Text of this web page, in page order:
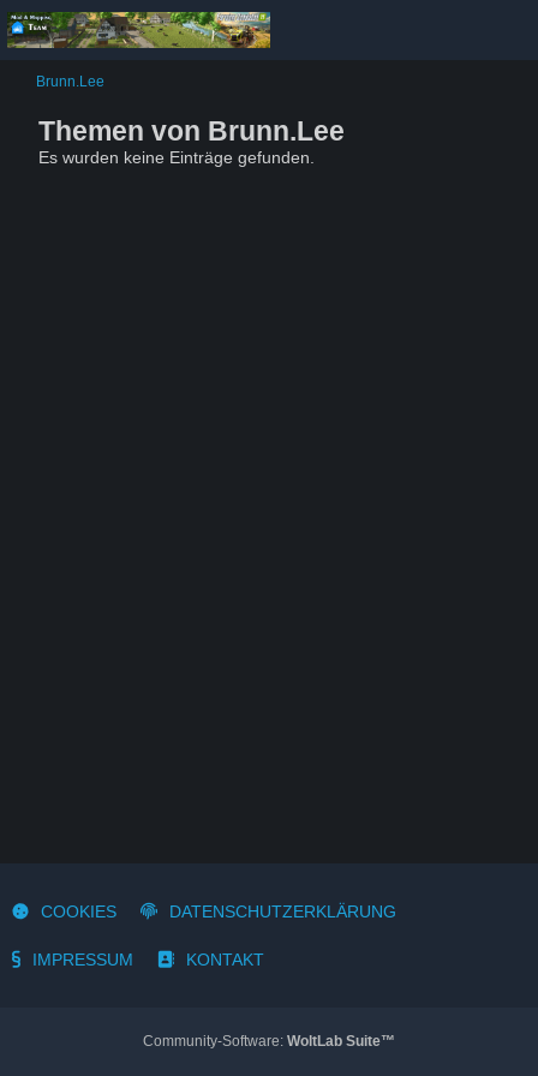
Brunn.Lee
Themen von Brunn.Lee
Es wurden keine Einträge gefunden.
COOKIES DATENSCHUTZERKLÄRUNG
IMPRESSUM KONTAKT
Community-Software: WoltLab Suite™